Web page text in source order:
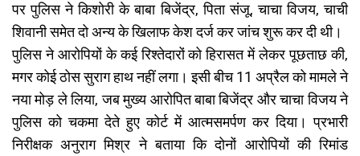
पर पुलिस ने किशोरी के बाबा बिजेंद्र, पिता संजू, चाचा विजय, चाची
शिवानी समेत दो अन्य के खिलाफ केश दर्ज कर जांच शुरू कर दी थी।
पुलिस ने आरोपियों के कई रिश्तेदारों को हिरासत में लेकर पूछताछ की,
मगर कोई ठोस सुराग हाथ नहीं लगा। इसी बीच 11 अप्रैल को मामले ने
नया मोड़ ले लिया, जब मुख्य आरोपित बाबा बिजेंद्र और चाचा विजय ने
पुलिस को चकमा देते हुए कोर्ट में आत्मसमर्पण कर दिया। प्रभारी
निरीक्षक अनुराग मिश्र ने बताया कि दोनों आरोपियों की रिमांड